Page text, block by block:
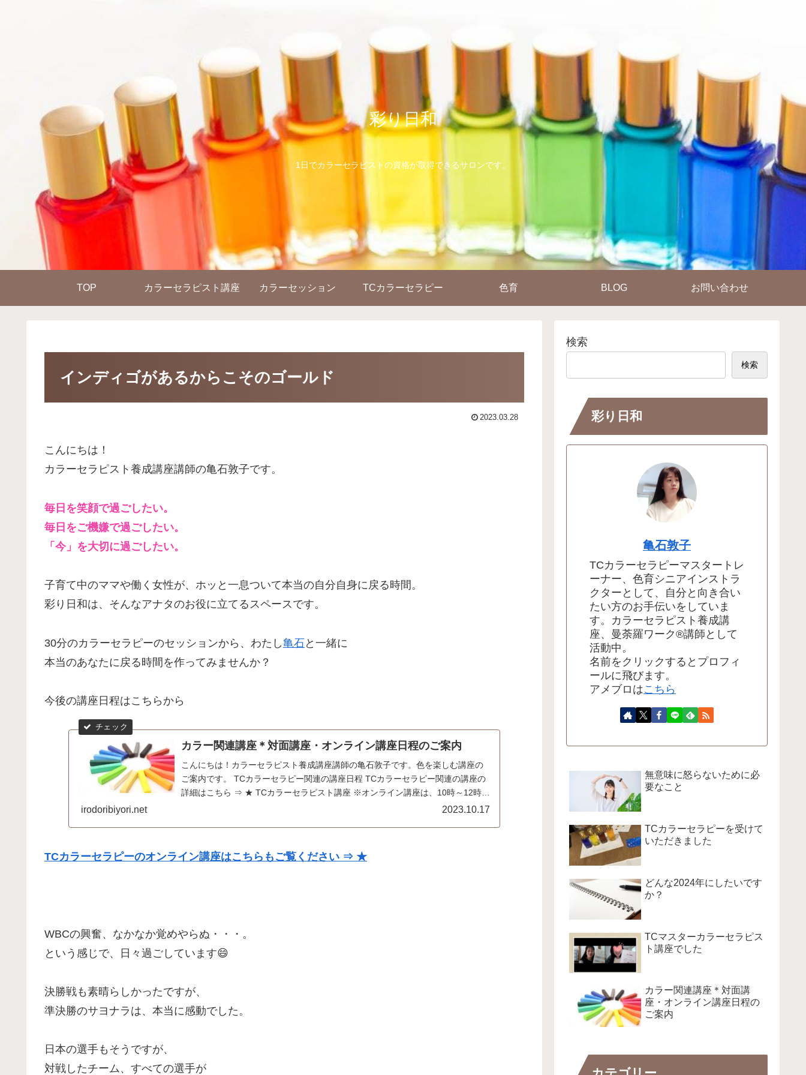
彩り日和
1日でカラーセラピストの資格が取得できるサロンです。
TOP カラーセラピスト講座 カラーセッション TCカラーセラピー 色育 BLOG お問い合わせ
インディゴがあるからこそのゴールド
2023.03.28
こんにちは！
カラーセラピスト養成講座講師の亀石敦子です。
毎日を笑顔で過ごしたい。
毎日をご機嫌で過ごしたい。
「今」を大切に過ごしたい。
子育て中のママや働く女性が、ホッと一息ついて本当の自分自身に戻る時間。
彩り日和は、そんなアナタのお役に立てるスペースです。
30分のカラーセラピーのセッションから、わたし亀石と一緒に
本当のあなたに戻る時間を作ってみませんか？
今後の講座日程はこちらから
カラー関連講座＊対面講座・オンライン講座日程のご案内
こんにちは！カラーセラピスト養成講座講師の亀石敦子です。色を楽しむ講座の
ご案内です。 TCカラーセラピー関連の講座日程 TCカラーセラピー関連の講座の
詳細はこちら ⇒ ★ TCカラーセラピスト講座 ※オンライン講座は、10時～12時3
irodoribiyori.net 2023.10.17
TCカラーセラピーのオンライン講座はこちらもご覧ください ⇒ ★
WBCの興奮、なかなか覚めやらぬ・・・。
という感じで、日々過ごしています😄
決勝戦も素晴らしかったですが、
準決勝のサヨナラは、本当に感動でした。
日本の選手もそうですが、
対戦したチーム、すべての選手が
検索
検索
彩り日和
亀石敦子
TCカラーセラピーマスタートレ
ーナー、色育シニアインストラ
クターとして、自分と向き合い
たい方のお手伝いをしていま
す。カラーセラピスト養成講
座、曼荼羅ワーク®講師として
活動中。
名前をクリックするとプロフィ
ールに飛びます。
アメブロはこちら
無意味に怒らないために必
要なこと
TCカラーセラピーを受けて
いただきました
どんな2024年にしたいです
か？
TCマスターカラーセラピス
ト講座でした
カラー関連講座＊対面講
座・オンライン講座日程の
ご案内